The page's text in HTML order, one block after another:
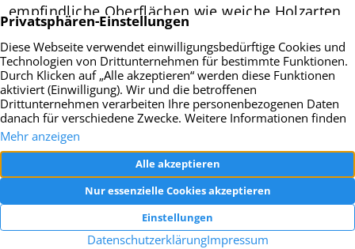
empfindliche Oberflächen wie weiche Holzarten
oder vom Strahl des Hochdruckreinigers
unterspülbare Fliesen müssen allerdings mit der
nötigen Behutsamkeit behandelt werden.
Gartenleitungen ordentlich
durchspülen
Wasseranschlüsse und Gartenleitungen müssen
nach der Stilllegung im Winter vor der ersten
Nutzung gründlich durchgespült werden, um